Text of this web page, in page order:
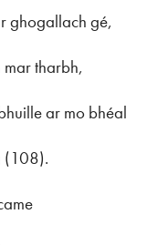
ghogallach gé,
tharbh,
ar mo bhéal
(108).